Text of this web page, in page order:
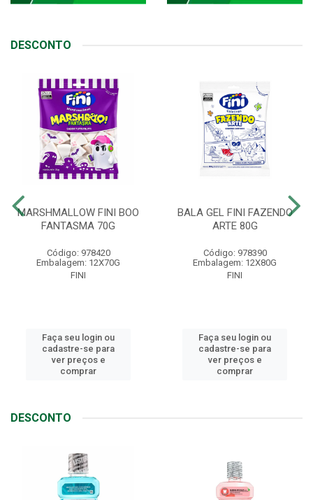
DESCONTO
MARSHMALLOW FINI BOO
FANTASMA 70G
Código: 978420
Embalagem: 12X70G
FINI
Faça seu login ou
cadastre-se para
ver preços e
comprar
BALA GEL FINI FAZENDO
ARTE 80G
Código: 978390
Embalagem: 12X80G
FINI
Faça seu login ou
cadastre-se para
ver preços e
comprar
DESCONTO